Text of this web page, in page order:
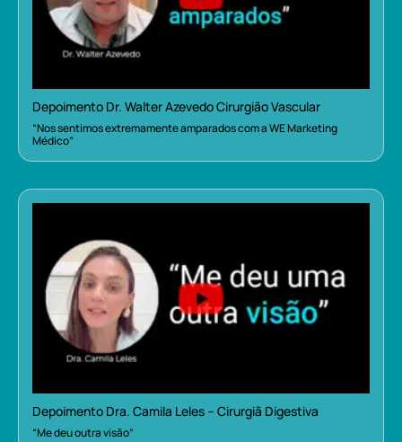
Depoimento Dr. Walter Azevedo Cirurgião Vascular
“Nos sentimos extremamente amparados com a WE Marketing
Médico”
Depoimento Dra. Camila Leles – Cirurgiã Digestiva
“Me deu outra visão”